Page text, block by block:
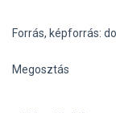
Forrás, képforrás:
Megosztás